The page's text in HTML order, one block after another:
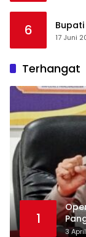
6 17 Juni
Terhangat
1
3